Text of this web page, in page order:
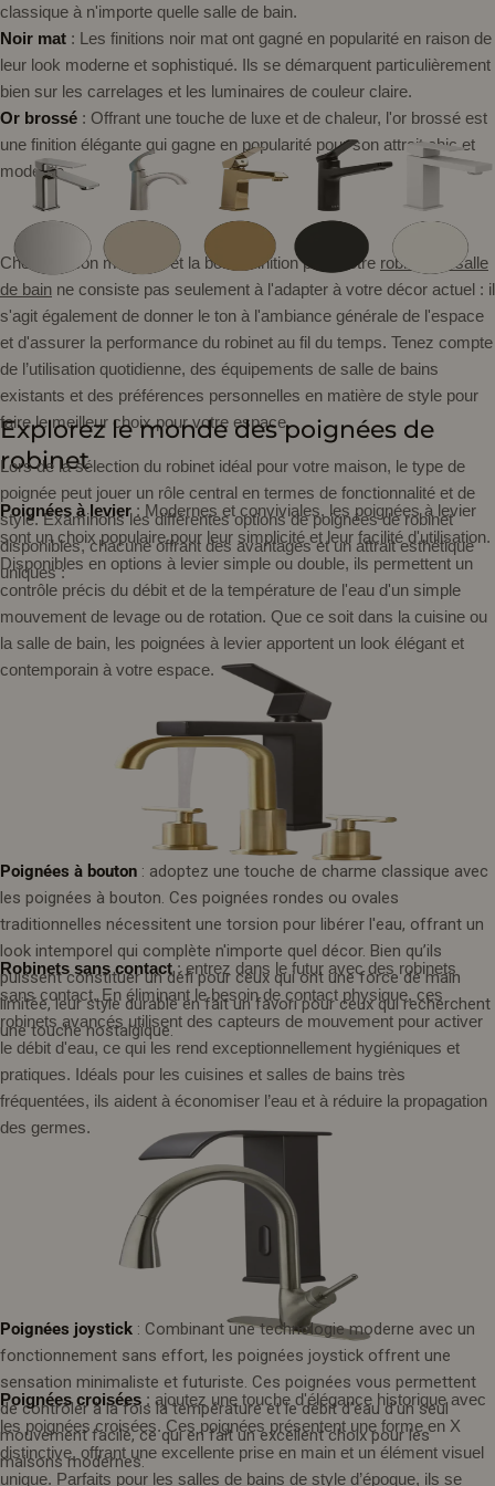
classique à n'importe quelle salle de bain.
Noir mat : Les finitions noir mat ont gagné en popularité en raison de
leur look moderne et sophistiqué. Ils se démarquent particulièrement
bien sur les carrelages et les luminaires de couleur claire.
Or brossé : Offrant une touche de luxe et de chaleur, l'or brossé est
une finition élégante qui gagne en popularité pour son attrait chic et
moderne.
Choisir le bon matériau et la bonne finition pour votre robinet de salle
de bain ne consiste pas seulement à l'adapter à votre décor actuel : il
s'agit également de donner le ton à l'ambiance générale de l'espace
et d'assurer la performance du robinet au fil du temps. Tenez compte
de l’utilisation quotidienne, des équipements de salle de bains
existants et des préférences personnelles en matière de style pour
faire le meilleur choix pour votre espace.
Explorez le monde des poignées de
robinet
Lors de la sélection du robinet idéal pour votre maison, le type de
poignée peut jouer un rôle central en termes de fonctionnalité et de
style. Examinons les différentes options de poignées de robinet
disponibles, chacune offrant des avantages et un attrait esthétique
uniques :
Poignées à levier : Modernes et conviviales, les poignées à levier
sont un choix populaire pour leur simplicité et leur facilité d'utilisation.
Disponibles en options à levier simple ou double, ils permettent un
contrôle précis du débit et de la température de l'eau d'un simple
mouvement de levage ou de rotation. Que ce soit dans la cuisine ou
la salle de bain, les poignées à levier apportent un look élégant et
contemporain à votre espace.
Poignées à bouton : adoptez une touche de charme classique avec
les poignées à bouton. Ces poignées rondes ou ovales
traditionnelles nécessitent une torsion pour libérer l'eau, offrant un
look intemporel qui complète n'importe quel décor. Bien qu’ils
puissent constituer un défi pour ceux qui ont une force de main
limitée, leur style durable en fait un favori pour ceux qui recherchent
une touche nostalgique.
Robinets sans contact: entrez dans le futur avec des robinets
sans contact. En éliminant le besoin de contact physique, ces
robinets avancés utilisent des capteurs de mouvement pour activer
le débit d'eau, ce qui les rend exceptionnellement hygiéniques et
pratiques. Idéals pour les cuisines et salles de bains très
fréquentées, ils aident à économiser l’eau et à réduire la propagation
des germes.
Poignées joystick : Combinant une technologie moderne avec un
fonctionnement sans effort, les poignées joystick offrent une
sensation minimaliste et futuriste. Ces poignées vous permettent
de contrôler à la fois la température et le débit d’eau d’un seul
mouvement facile, ce qui en fait un excellent choix pour les
maisons modernes.
Poignées croisées : ajoutez une touche d'élégance historique avec
les poignées croisées. Ces poignées présentent une forme en X
distinctive, offrant une excellente prise en main et un élément visuel
unique. Parfaits pour les salles de bains de style d’époque, ils se